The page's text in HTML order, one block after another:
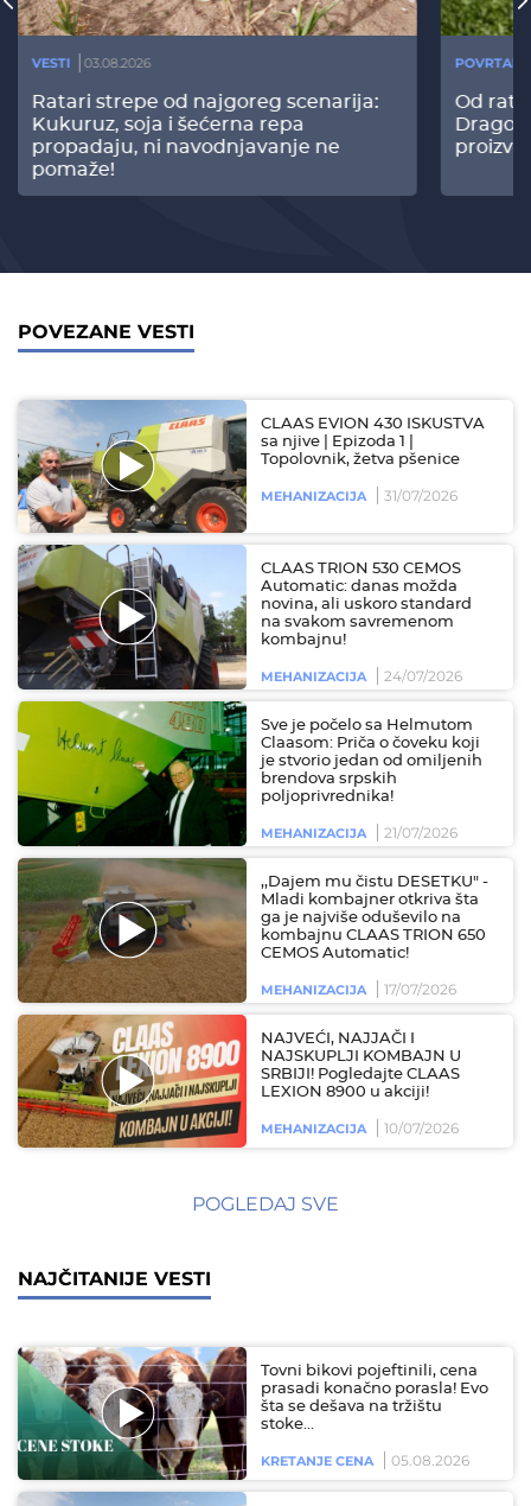
VESTI 03.08.2026
Ratari strepe od najgoreg scenarija:
Kukuruz, soja i šećerna repa
propadaju, ni navodnjavanje ne
pomaže!
Od
POVEZANE VESTI
CLAAS EVION 430 ISKUSTVA
sa njive | Epizoda 1 |
Topolovnik, žetva pšenice
MEHANIZACIJA 31/07/2026
CLAAS TRION 530 CEMOS
Automatic: danas možda
novina, ali uskoro standard
na svakom savremenom
kombajnu!
MEHANIZACIJA 24/07/2026
Sve je počelo sa Helmutom
Claasom: Priča o čoveku koji
je stvorio jedan od omiljenih
brendova srpskih
poljoprivrednika!
MEHANIZACIJA 21/07/2026
,,Dajem mu čistu DESETKU" -
Mladi kombajner otkriva šta
ga je najviše oduševilo na
kombajnu CLAAS TRION 650
CEMOS Automatic!
MEHANIZACIJA 17/07/2026
NAJVEĆI, NAJJAČI I
NAJSKUPLJI KOMBAJN U
SRBIJI! Pogledajte CLAAS
LEXION 8900 u akciji!
MEHANIZACIJA 10/07/2026
POGLEDAJ SVE
NAJČITANIJE VESTI
Tovni bikovi pojeftinili, cena
prasadi konačno porasla! Evo
šta se dešava na tržištu
stoke…
KRETANJE CENA 05.08.2026